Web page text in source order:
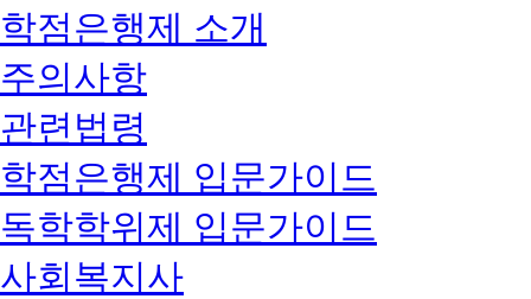
학점은행제 소개
주의사항
관련법령
학점은행제 입문가이드
독학학위제 입문가이드
사회복지사